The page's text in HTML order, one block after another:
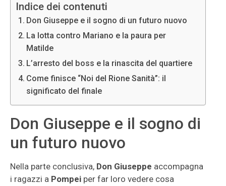
Indice dei contenuti
Don Giuseppe e il sogno di un futuro nuovo
La lotta contro Mariano e la paura per
Matilde
L’arresto del boss e la rinascita del quartiere
Come finisce “Noi del Rione Sanità”: il
significato del finale
Don Giuseppe e il sogno di
un futuro nuovo
Nella parte conclusiva, Don Giuseppe accompagna
i ragazzi a Pompei per far loro vedere cosa